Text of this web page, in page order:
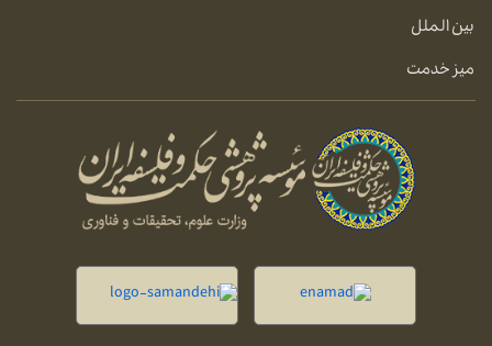
بین الملل
میز خدمت